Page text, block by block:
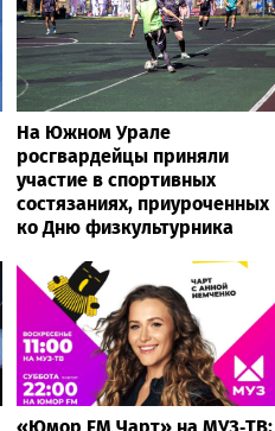
На Южном Урале
росгвардейцы приняли
участие в спортивных
состязаниях, приуроченных
ко Дню физкультурника